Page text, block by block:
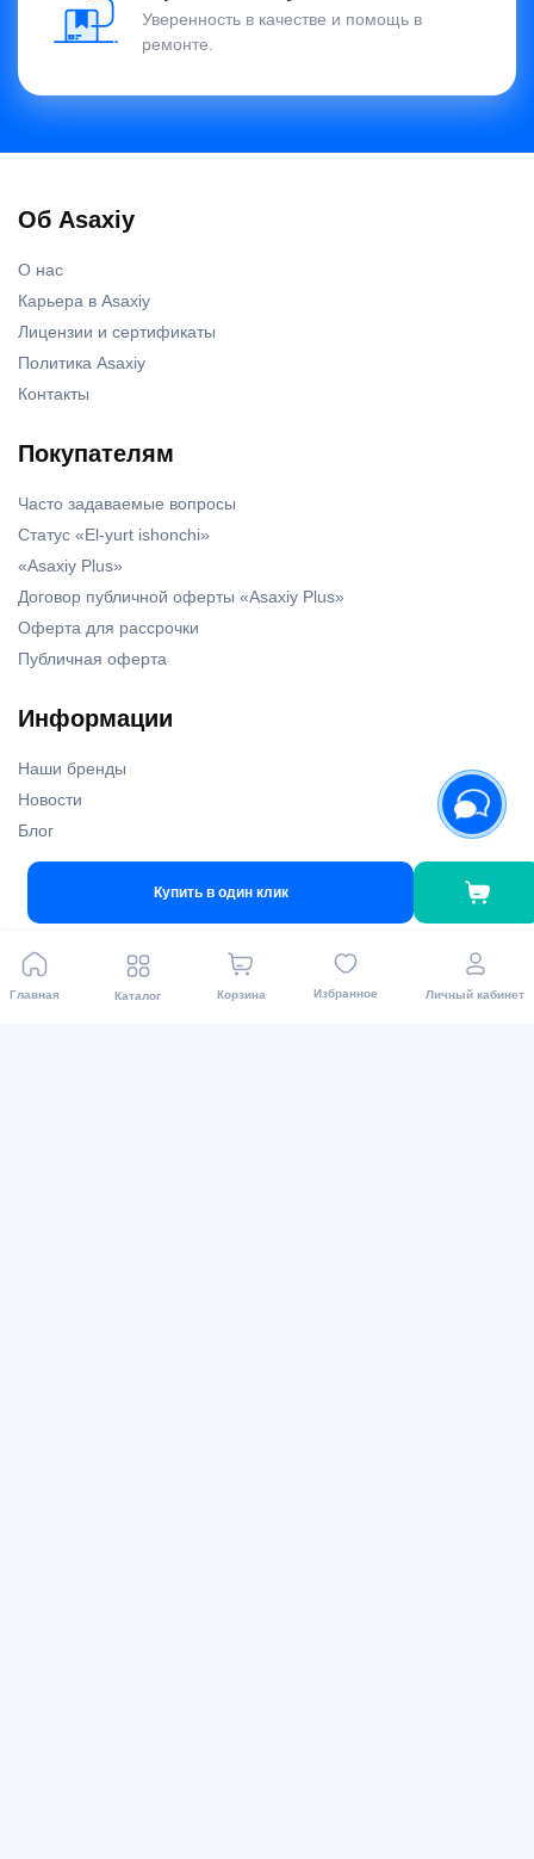
Главная Каталог Корзина Избранное Личный кабинет
Купить в один клик
Уверенность в качестве и помощь в
ремонте.
Об Asaxiy
О нас
Карьера в Asaxiy
Лицензии и сертификаты
Политика Asaxiy
Контакты
Покупателям
Часто задаваемые вопросы
Статус «El-yurt ishonchi»
«Asaxiy Plus»
Договор публичной оферты «Asaxiy Plus»
Оферта для рассрочки
Публичная оферта
Информации
Наши бренды
Новости
Блог
Asaxiy Invest
Доставка и магазины